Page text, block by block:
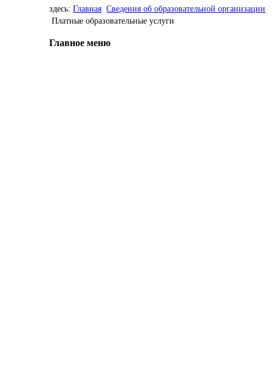
здесь:Главная Сведения об образовательной организации
Платные образовательные услуги
Главное меню